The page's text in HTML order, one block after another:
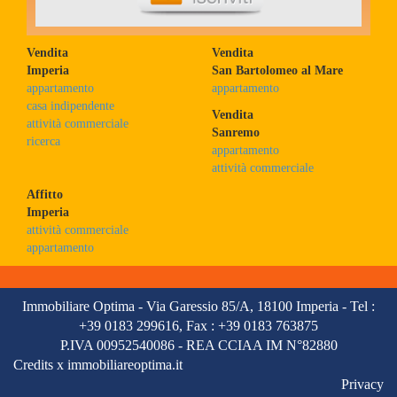
Iscriviti ora
Vendita
Imperia
appartamento
casa indipendente
attività commerciale
ricerca
Vendita
San Bartolomeo al Mare
appartamento
Vendita
Sanremo
appartamento
attività commerciale
Affitto
Imperia
attività commerciale
appartamento
Immobiliare Optima - Via Garessio 85/A, 18100 Imperia - Tel :
+39 0183 299616, Fax : +39 0183 763875
P.IVA 00952540086 - REA CCIAA IM N°82880
Credits x immobiliareoptima.it
Privacy